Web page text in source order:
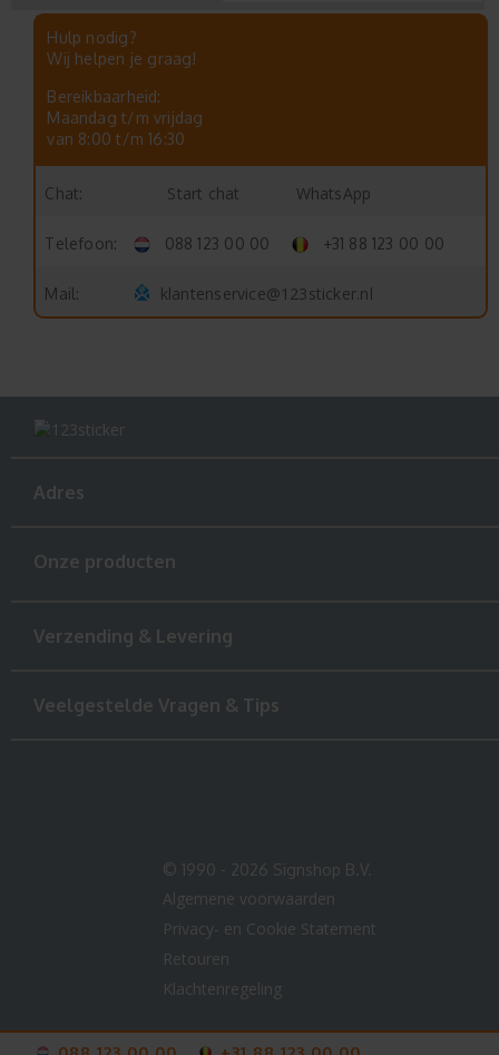
Hulp nodig?
Wij helpen je graag!
Bereikbaarheid:
Maandag t/m vrijdag
van 8:00 t/m 16:30
Chat: Start chat WhatsApp
Telefoon: 088 123 00 00 +31 88 123 00 00
Mail: klantenservice@123sticker.nl
Adres
Onze producten
Verzending & Levering
Veelgestelde Vragen & Tips
© 1990 - 2026 Signshop B.V.
Algemene voorwaarden
Privacy- en Cookie Statement
Retouren
Klachtenregeling